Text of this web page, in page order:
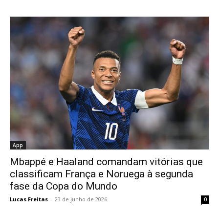
App
Mbappé e Haaland comandam vitórias que
classificam França e Noruega à segunda
fase da Copa do Mundo
Lucas Freitas - 23 de junho de 2026 0